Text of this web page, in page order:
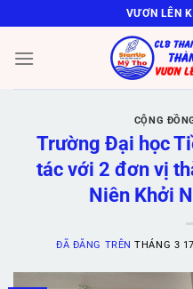
đến
nội
VƯƠN LÊN
CỘNG
Trường Đại học
tác với 2 đơn vị
Niên Khởi
ĐÃ ĐĂNG TRÊNTHÁNG 3